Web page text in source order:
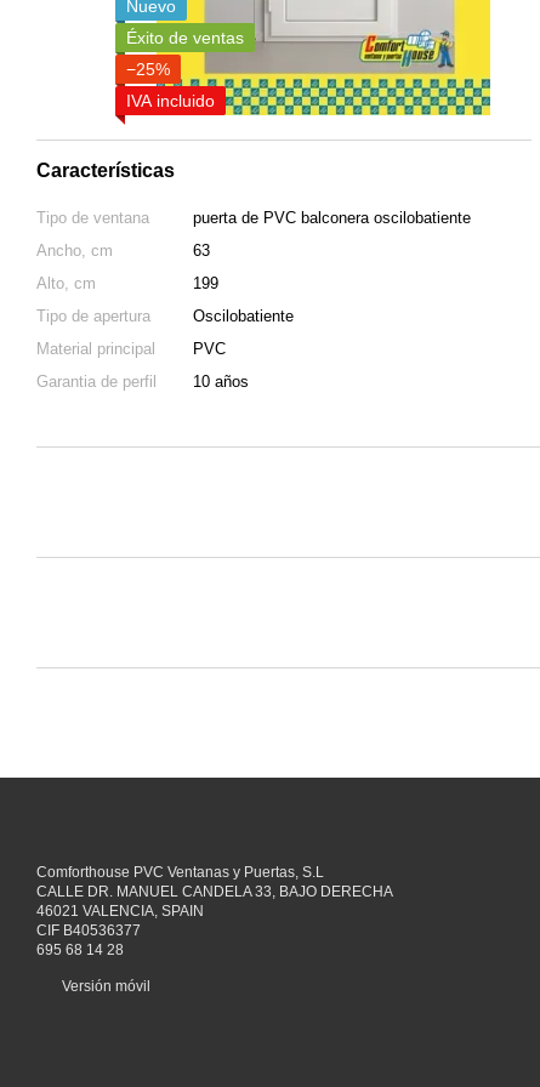
Nuevo
Éxito de ventas
−25%
IVA incluido
Características
Tipo de ventana
puerta de PVC balconera oscilobatiente
Ancho, cm
63
Alto, cm
199
Tipo de apertura
Oscilobatiente
Material principal
PVC
Garantia de perfil
10 años
Comforthouse PVC Ventanas y Puertas, S.L
CALLE DR. MANUEL CANDELA 33, BAJO DERECHA
46021 VALENCIA, SPAIN
CIF B40536377
695 68 14 28
Versión móvil